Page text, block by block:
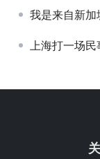
我是来自新
上海打一场民